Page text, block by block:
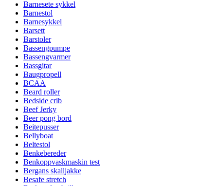
Barnesete sykkel
Barnestol
Barnesykkel
Barsett
Barstoler
Bassengpumpe
Bassengvarmer
Bassgitar
Baugpropell
BCAA
Beard roller
Bedside crib
Beef Jerky
Beer pong bord
Beitepusser
Bellyboat
Beltestol
Benkebereder
Benkoppvaskmaskin test
Bergans skalljakke
Besafe stretch